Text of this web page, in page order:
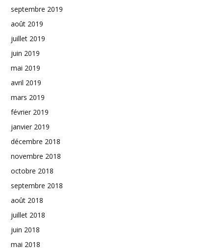
septembre 2019
août 2019
juillet 2019
juin 2019
mai 2019
avril 2019
mars 2019
février 2019
janvier 2019
décembre 2018
novembre 2018
octobre 2018
septembre 2018
août 2018
juillet 2018
juin 2018
mai 2018